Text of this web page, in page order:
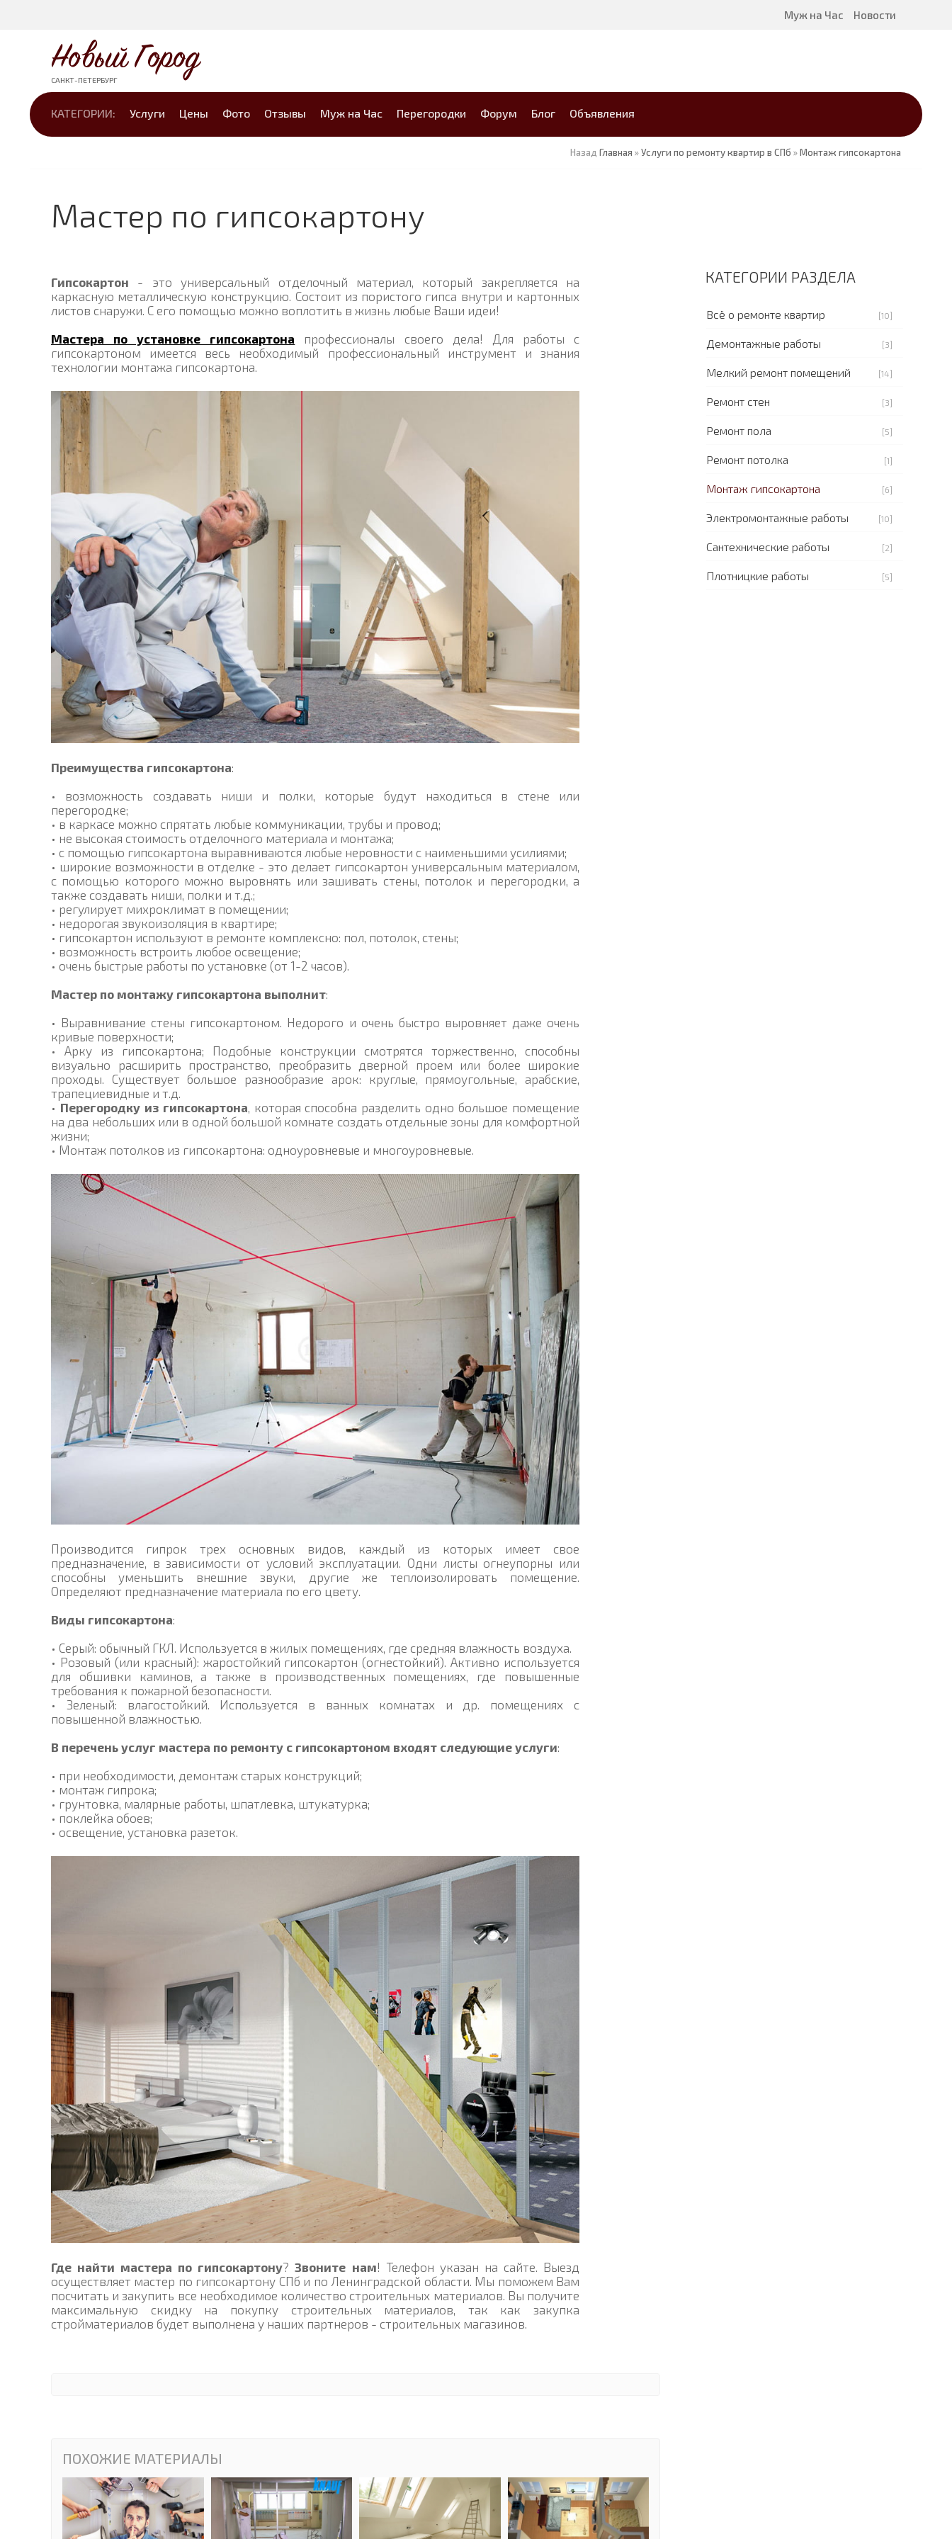
Муж на Час Новости
Новый Город
САНКТ-ПЕТЕРБУРГ
КАТЕГОРИИ: Услуги Цены Фото Отзывы Муж на Час Перегородки Форум Блог Объявления
Назад Главная »Услуги по ремонту квартир в СПб »Монтаж гипсокартона
Мастер по гипсокартону
Гипсокартон - это универсальный отделочный материал, который закрепляется на
каркасную металлическую конструкцию. Состоит из пористого гипса внутри и картонных
листов снаружи. С его помощью можно воплотить в жизнь любые Ваши идеи!
Мастера по установке гипсокартона профессионалы своего дела! Для работы с
гипсокартоном имеется весь необходимый профессиональный инструмент и знания
технологии монтажа гипсокартона.
Преимущества гипсокартона:
• возможность создавать ниши и полки, которые будут находиться в стене или
перегородке;
• в каркасе можно спрятать любые коммуникации, трубы и провод;
• не высокая стоимость отделочного материала и монтажа;
• с помощью гипсокартона выравниваются любые неровности с наименьшими усилиями;
• широкие возможности в отделке - это делает гипсокартон универсальным материалом,
с помощью которого можно выровнять или зашивать стены, потолок и перегородки, а
также создавать ниши, полки и т.д.;
• регулирует михроклимат в помещении;
• недорогая звукоизоляция в квартире;
• гипсокартон используют в ремонте комплексно: пол, потолок, стены;
• возможность встроить любое освещение;
• очень быстрые работы по установке (от 1-2 часов).
Мастер по монтажу гипсокартона выполнит:
• Выравнивание стены гипсокартоном. Недорого и очень быстро выровняет даже очень
кривые поверхности;
• Арку из гипсокартона; Подобные конструкции смотрятся торжественно, способны
визуально расширить пространство, преобразить дверной проем или более широкие
проходы. Существует большое разнообразие арок: круглые, прямоугольные, арабские,
трапециевидные и т.д.
• Перегородку из гипсокартона, которая способна разделить одно большое помещение
на два небольших или в одной большой комнате создать отдельные зоны для комфортной
жизни;
• Монтаж потолков из гипсокартона: одноуровневые и многоуровневые.
Производится гипрок трех основных видов, каждый из которых имеет свое
предназначение, в зависимости от условий эксплуатации. Одни листы огнеупорны или
способны уменьшить внешние звуки, другие же теплоизолировать помещение.
Определяют предназначение материала по его цвету.
Виды гипсокартона:
• Серый: обычный ГКЛ. Используется в жилых помещениях, где средняя влажность воздуха.
• Розовый (или красный): жаростойкий гипсокартон (огнестойкий). Активно используется
для обшивки каминов, а также в производственных помещениях, где повышенные
требования к пожарной безопасности.
• Зеленый: влагостойкий. Используется в ванных комнатах и др. помещениях с
повышенной влажностью.
В перечень услуг мастера по ремонту с гипсокартоном входят следующие услуги:
• при необходимости, демонтаж старых конструкций;
• монтаж гипрока;
• грунтовка, малярные работы, шпатлевка, штукатурка;
• поклейка обоев;
• освещение, установка разеток.
Где найти мастера по гипсокартону?Звоните нам! Телефон указан на сайте. Выезд
осуществляет мастер по гипсокартону СПб и по Ленинградской области. Мы поможем Вам
посчитать и закупить все необходимое количество строительных материалов. Вы получите
максимальную скидку на покупку строительных материалов, так как закупка
стройматериалов будет выполнена у наших партнеров - строительных магазинов.
ПОХОЖИЕ МАТЕРИАЛЫ
КАТЕГОРИИ РАЗДЕЛА
Всё о ремонте квартир [10]
Демонтажные работы [3]
Мелкий ремонт помещений [14]
Ремонт стен [3]
Ремонт пола [5]
Ремонт потолка [1]
Монтаж гипсокартона [6]
Электромонтажные работы [10]
Сантехнические работы [2]
Плотницкие работы [5]